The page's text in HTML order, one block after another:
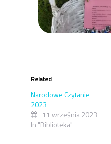
Related
Narodowe Czytanie
2023
11 września 2023
In "Biblioteka"